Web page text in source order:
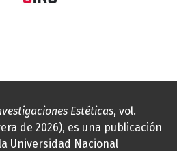
Estéticas, vol.
de 2026), es una publicación
Universidad Nacional